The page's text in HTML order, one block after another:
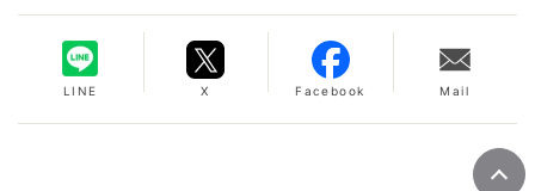
LINE X Facebook Mail